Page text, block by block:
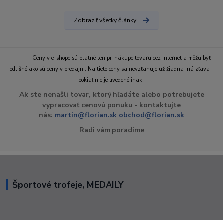
Zobraziť všetky články
Ceny v e-shope sú platné len pri nákupe tovaru cez internet a môžu byť
odlišné ako sú ceny v predajni. Na tieto ceny sa nevzťahuje už žiadna iná zľava -
pokiaľ nie je uvedené inak.
Ak ste nenašli tovar, ktorý hľadáte alebo potrebujete
vypracovať cenovú ponuku - kontaktujte
nás: martin@florian.sk obchod@florian.sk
Radi vám poradíme
Športové trofeje, MEDAILY